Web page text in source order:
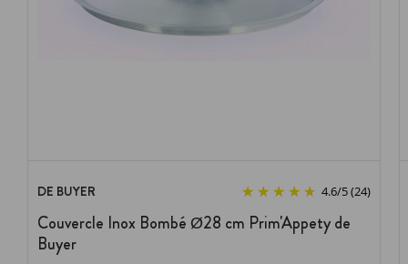
DE BUYER 4.6/5(24)
Couvercle Inox Bombé Ø28 cm Prim'Appety de
Buyer